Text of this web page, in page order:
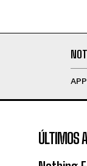
ÚLTIMOS